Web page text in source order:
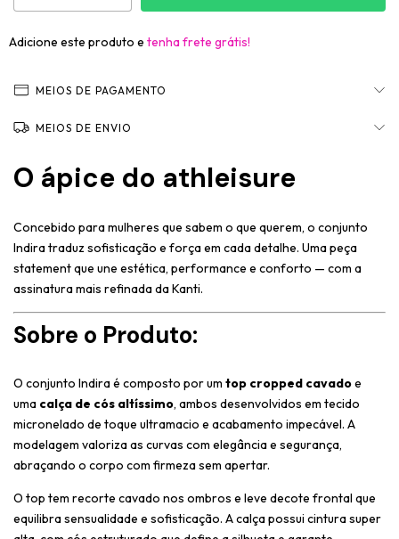
Adicione este produto e tenha frete grátis!
MEIOS DE PAGAMENTO
MEIOS DE ENVIO
O ápice do athleisure
Concebido para mulheres que sabem o que querem, o conjunto
Indira traduz sofisticação e força em cada detalhe. Uma peça
statement que une estética, performance e conforto — com a
assinatura mais refinada da Kanti.
Sobre o Produto:
O conjunto Indira é composto por um top cropped cavadoe
uma calça de cós altíssimo, ambos desenvolvidos em tecido
micronelado de toque ultramacio e acabamento impecável. A
modelagem valoriza as curvas com elegância e segurança,
abraçando o corpo com firmeza sem apertar.
O top tem recorte cavado nos ombros e leve decote frontal que
equilibra sensualidade e sofisticação. A calça possui cintura super